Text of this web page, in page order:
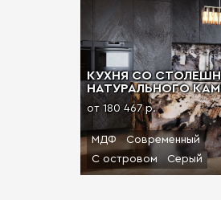
КУХНЯ СО
НАТУРАЛЬНОГО
от 180 467 р.
МДФ
Современный
С островом
Серый